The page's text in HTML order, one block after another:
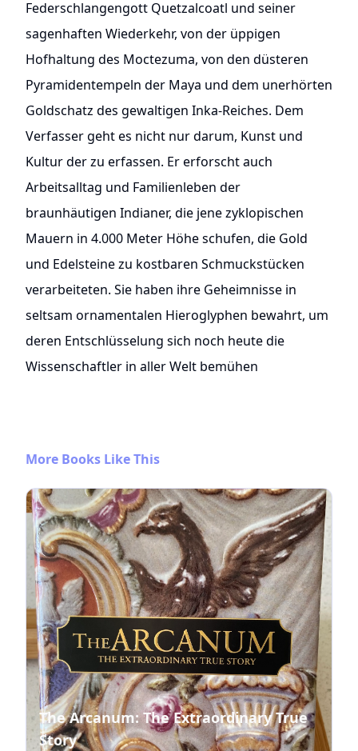
Federschlangengott Quetzalcoatl und seiner
sagenhaften Wiederkehr, von der üppigen
Hofhaltung des Moctezuma, von den düsteren
Pyramidentempeln der Maya und dem unerhörten
Goldschatz des gewaltigen Inka-Reiches. Dem
Verfasser geht es nicht nur darum, Kunst und
Kultur der zu erfassen. Er erforscht auch
Arbeitsalltag und Familienleben der
braunhäutigen Indianer, die jene zyklopischen
Mauern in 4.000 Meter Höhe schufen, die Gold
und Edelsteine zu kostbaren Schmuckstücken
verarbeiteten. Sie haben ihre Geheimnisse in
seltsam ornamentalen Hieroglyphen bewahrt, um
deren Entschlüsselung sich noch heute die
Wissenschaftler in aller Welt bemühen
More Books Like This
The Arcanum: The Extraordinary True
Story